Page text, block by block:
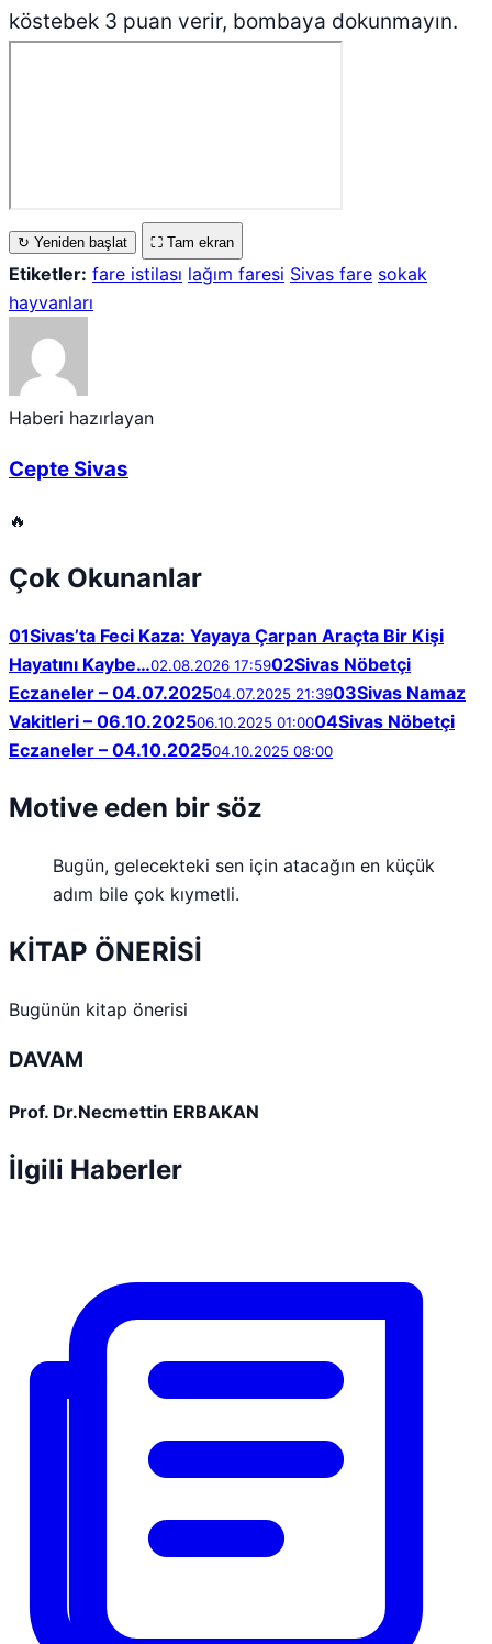
köstebek 3 puan verir, bombaya dokunmayın.
↻ Yeniden başlat ⛶ Tam ekran
Etiketler: fare istilası lağım faresi Sivas fare sokak
hayvanları
Haberi hazırlayan
Cepte Sivas
🔥
Çok Okunanlar
01Sivas’ta Feci Kaza: Yayaya Çarpan Araçta Bir Kişi
Hayatını Kaybe…02.08.2026 17:5902Sivas Nöbetçi
Eczaneler – 04.07.202504.07.2025 21:3903Sivas Namaz
Vakitleri – 06.10.202506.10.2025 01:0004Sivas Nöbetçi
Eczaneler – 04.10.202504.10.2025 08:00
Motive eden bir söz
Bugün, gelecekteki sen için atacağın en küçük
adım bile çok kıymetli.
KİTAP ÖNERİSİ
Bugünün kitap önerisi
DAVAM
Prof. Dr.Necmettin ERBAKAN
İlgili Haberler